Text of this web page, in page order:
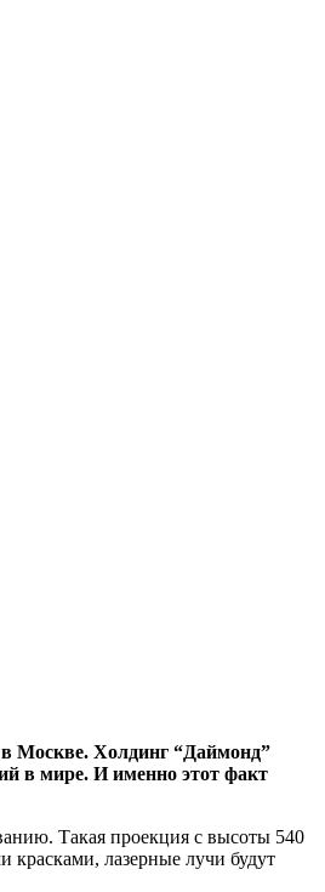
в Москве. Холдинг “Даймонд”
в мире. И именно этот факт
Такая проекция с высоты 540
красками, лазерные лучи будут